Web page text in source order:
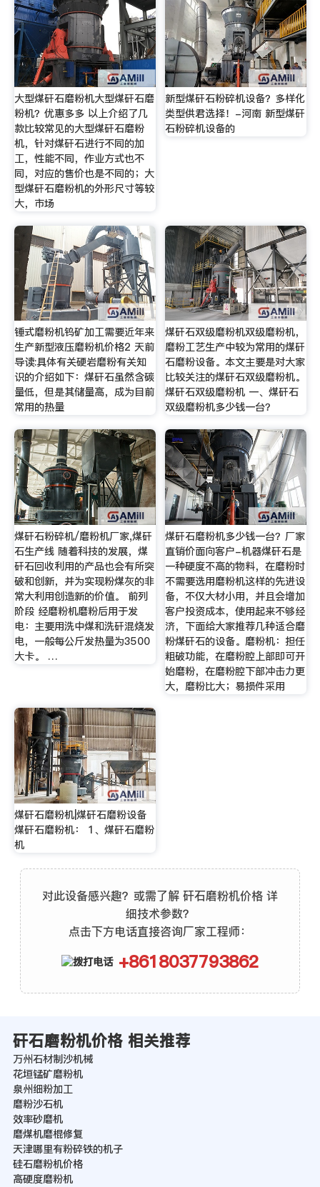
大型煤矸石磨粉机大型煤矸石磨
粉机？优惠多多 以上介绍了几
款比较常见的大型煤矸石磨粉
机，针对煤矸石进行不同的加
工，性能不同，作业方式也不
同，对应的售价也是不同的；大
型煤矸石磨粉机的外形尺寸等较
大，市场
新型煤矸石粉碎机设备？多样化
类型供君选择！-河南 新型煤矸
石粉碎机设备的
锤式磨粉机钨矿加工需要近年来
生产新型液压磨粉机价格2 天前
导读:具体有关硬岩磨粉有关知
识的介绍如下：煤矸石虽然含碳
量低，但是其储量高，成为目前
常用的热量
煤矸石双级磨粉机双级磨粉机，
磨粉工艺生产中较为常用的煤矸
石磨粉设备。本文主要是对大家
比较关注的煤矸石双级磨粉机。
煤矸石双级磨粉机 一、煤矸石
双级磨粉机多少钱一台？
煤矸石粉碎机/磨粉机厂家,煤矸
石生产线 随着科技的发展，煤
矸石回收利用的产品也会有所突
破和创新，并为实现粉煤灰的非
常大利用创造新的价值。 前列
阶段 经磨粉机磨粉后用于发
电：主要用洗中煤和洗矸混烧发
电，一般每公斤发热量为3500
大卡。 …
煤矸石磨粉机多少钱一台？厂家
直销价面向客户-机器煤矸石是
一种硬度不高的物料，在磨粉时
不需要选用磨粉机这样的先进设
备，不仅大材小用，并且会增加
客户投资成本，使用起来不够经
济，下面给大家推荐几种适合磨
粉煤矸石的设备。磨粉机：担任
粗破功能，在磨粉腔上部即可开
始磨粉，在磨粉腔下部冲击力更
大，磨粉比大；易损件采用
煤矸石磨粉机|煤矸石磨粉设备
煤矸石磨粉机： 1、煤矸石磨粉
机
对此设备感兴趣？或需了解 矸石磨粉机价格 详
细技术参数？
点击下方电话直接咨询厂家工程师：
+8618037793862
矸石磨粉机价格 相关推荐
万州石材制沙机械
花垣锰矿磨粉机
泉州细粉加工
磨粉沙石机
效率砂磨机
磨煤机磨棍修复
天津哪里有粉碎铁的机子
硅石磨粉机价格
高硬度磨粉机